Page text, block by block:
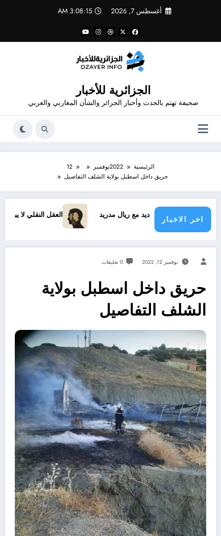
أغسطس 7, 2026 3:08:15 AM
الجزائرية للأخبار
صحيفة تهتم بالحدث وأخبار الجزائر والشأن المغاربي والعربي
الرئيسية 2022نوفمبر
12
حريق داخل اسطبل بولاية الشلف التفاصيل
اخر الاخبار
الجديد مع ريال مدريد العقل النقلي لا يبدع حتى في
نوفمبر 12, 2022 0 تعليقات
حريق داخل اسطبل بولاية
الشلف التفاصيل